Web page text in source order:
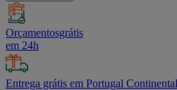
Orçamentosgrátis
em 24h
Entrega grátis em Portugal